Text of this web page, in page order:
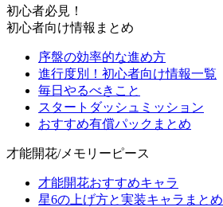
初心者必見！
初心者向け情報まとめ
序盤の効率的な進め方
進行度別！初心者向け情報一覧
毎日やるべきこと
スタートダッシュミッション
おすすめ有償パックまとめ
才能開花/メモリーピース
才能開花おすすめキャラ
星6の上げ方と実装キャラまとめ